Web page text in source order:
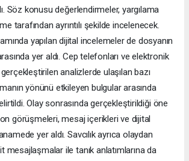
Söz konusu değerlendirmeler, yargılama
tarafından ayrıntılı şekilde incelenecek.
yapılan dijital incelemeler de dosyanın
yer aldı. Cep telefonları ve elektronik
analizlerde ulaşılan bazı
yönünü etkileyen bulgular arasında
Olay sonrasında gerçekleştirildiği öne
görüşmeleri, mesaj içerikleri ve dijital
yer aldı. Savcılık ayrıca olaydan
mesajlaşmalar ile tanık anlatımlarına da